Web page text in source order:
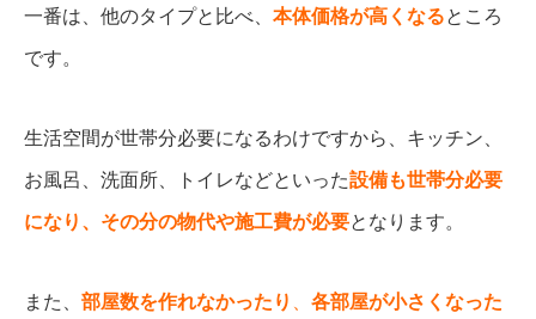
一番は、他のタイプと比べ、 本体価格が高くなるところ
です。
生活空間が世帯分必要になるわけですから、キッチン、
お風呂、洗面所、トイレなどといった設備も世帯分必要
になり、その分の物代や施工費が必要となります。
また、 部屋数を作れなかったり 、 各部屋が小さくなった